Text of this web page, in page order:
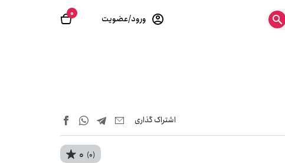
0 ورود/عضویت
اشتراک‌ گذاری
0 (0)